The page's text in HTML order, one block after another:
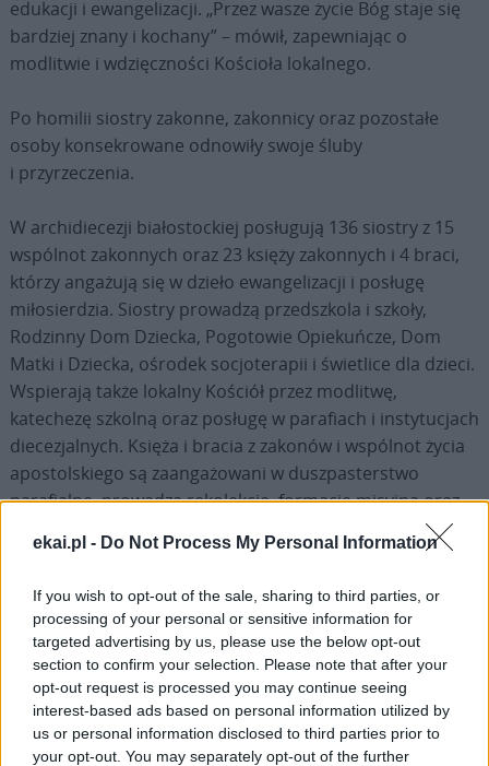
ekai.pl - Do Not Process My Personal Information
If you wish to opt-out of the sale, sharing to third parties, or
processing of your personal or sensitive information for
targeted advertising by us, please use the below opt-out
section to confirm your selection. Please note that after your
opt-out request is processed you may continue seeing
interest-based ads based on personal information utilized by
us or personal information disclosed to third parties prior to
your opt-out. You may separately opt-out of the further
edukacji i ewangelizacji. „Przez wasze życie Bóg staje się
bardziej znany i kochany” – mówił, zapewniając o
modlitwie i wdzięczności Kościoła lokalnego.
Po homilii siostry zakonne, zakonnicy oraz pozostałe
osoby konsekrowane odnowiły swoje śluby
i przyrzeczenia.
W archidiecezji białostockiej posługują 136 siostry z 15
wspólnot zakonnych oraz 23 księży zakonnych i 4 braci,
którzy angażują się w dzieło ewangelizacji i posługę
miłosierdzia. Siostry prowadzą przedszkola i szkoły,
Rodzinny Dom Dziecka, Pogotowie Opiekuńcze, Dom
Matki i Dziecka, ośrodek socjoterapii i świetlice dla dzieci.
Wspierają także lokalny Kościół przez modlitwę,
katechezę szkolną oraz posługę w parafiach i instytucjach
diecezjalnych. Księża i bracia z zakonów i wspólnot życia
apostolskiego są zaangażowani w duszpasterstwo
parafialne, prowadzą rekolekcje, formację misyjną oraz
działalność oświatową i wychowawczą. Księża werbiści
prowadzą parafię i dom misyjno-rekolekcyjny w
sanktuarium oraz placówkę opiekuńczo-wychowawczą
dla młodzieży, a jezuici parafię w Wasilkowie. Od kilku lat
w archidiecezji posługują także Księża Misjonarze Matki
Bożej Pocieszenia. W ewangelizację włączają się również
członkinie instytutów świeckich oraz dziewice
konsekrowane.